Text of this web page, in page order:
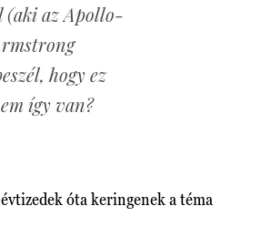
(aki az Apollo-
hogy ez
így van?
óta keringenek a téma